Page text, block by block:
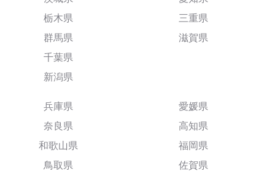
栃木県
群馬県
千葉県
新潟県
三重県
滋賀県
兵庫県
奈良県
和歌山県
鳥取県
愛媛県
高知県
福岡県
佐賀県